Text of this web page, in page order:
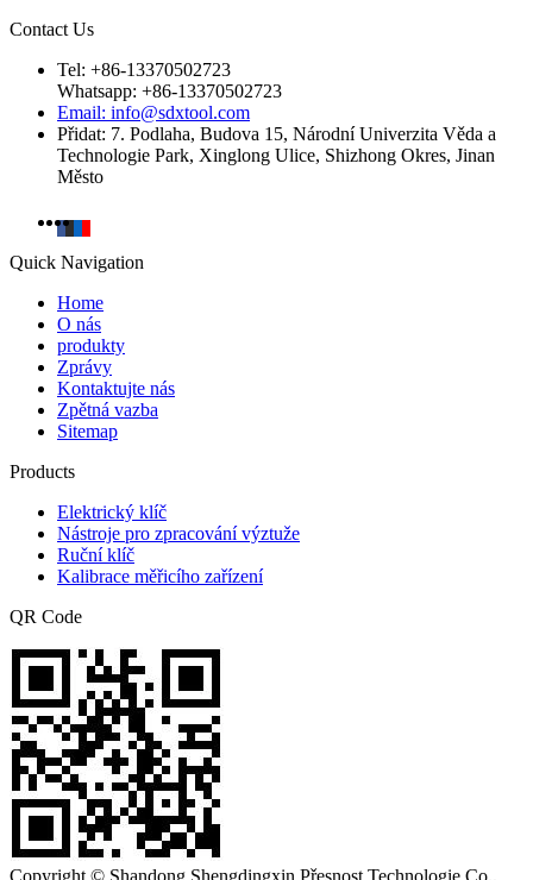
Contact Us
Tel: +86-13370502723
Whatsapp: +86-13370502723
Email: info@sdxtool.com
Přidat: 7. Podlaha, Budova 15, Národní Univerzita Věda a
Technologie Park, Xinglong Ulice, Shizhong Okres, Jinan
Město
Quick Navigation
Home
O nás
produkty
Zprávy
Kontaktujte nás
Zpětná vazba
Sitemap
Products
Elektrický klíč
Nástroje pro zpracování výztuže
Ruční klíč
Kalibrace měřicího zařízení
QR Code